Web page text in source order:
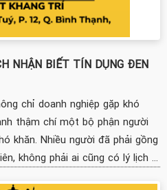
NHẬN BIẾT TÍN DỤNG ĐEN
chỉ doanh nghiệp gặp khó
thậm chí một bộ phận người
khăn. Nhiều người đã phải gồng
không phải ai cũng có lý lịch ...